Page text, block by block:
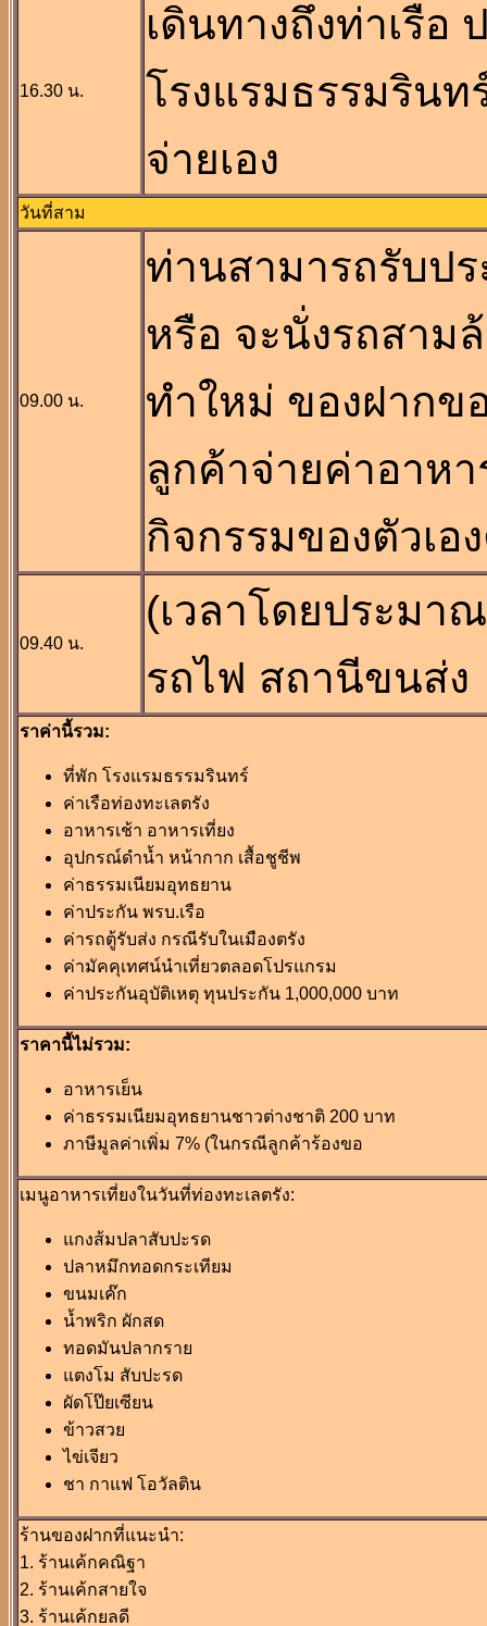
16.30 น.
เดินทางถึงท่าเรือ
โรงแรมธรรมริน
จ่ายเอง
วันที่สาม
09.00 น.
ท่านสามารถรับปร
หรือ จะนั่งรถสาม
ทำใหม่ ของฝากข
ลูกค้าจ่ายค่าอาหา
กิจกรรมของตัวเอ
09.40 น.
(เวลาโดยประมา
รถไฟ สถานีขนส่ง
ราค่านี้รวม:
ที่พัก โรงแรมธรรมรินทร์
ค่าเรือท่องทะเลตรัง
อาหารเช้า อาหารเที่ยง
อุปกรณ์ดำน้ำ หน้ากาก เสื้อชูชีพ
ค่าธรรมเนียมอุทธยาน
ค่าประกัน พรบ.เรือ
ค่ารถตู้รับส่ง กรณีรับในเมืองตรัง
ค่ามัคคุเทศน์นำเที่ยวตลอดโปรแกรม
ค่าประกันอุบัติเหตุ ทุนประกัน 1,000,000 บาท
ราคานี้ไม่รวม:
อาหารเย็น
ค่าธรรมเนียมอุทธยานชาวต่างชาติ 200 บาท
ภาษีมูลค่าเพิ่ม 7% (ในกรณีลูกค้าร้องขอ
เมนูอาหารเที่ยงในวันที่ท่องทะเลตรัง:
แกงส้มปลาสับปะรด
ปลาหมึกทอดกระเทียม
ขนมเค๊ก
น้ำพริก ผักสด
ทอดมันปลากราย
แตงโม สับปะรด
ผัดโป๊ยเซียน
ข้าวสวย
ไข่เจียว
ชา กาแฟ โอวัลติน
ร้านของฝากที่แนะนำ:
1. ร้านเค้กคณิฐา
2. ร้านเค้กสายใจ
3. ร้านเค้กยลดี